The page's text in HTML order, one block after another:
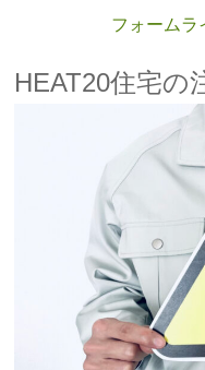
フォームラ
HEAT20住宅の